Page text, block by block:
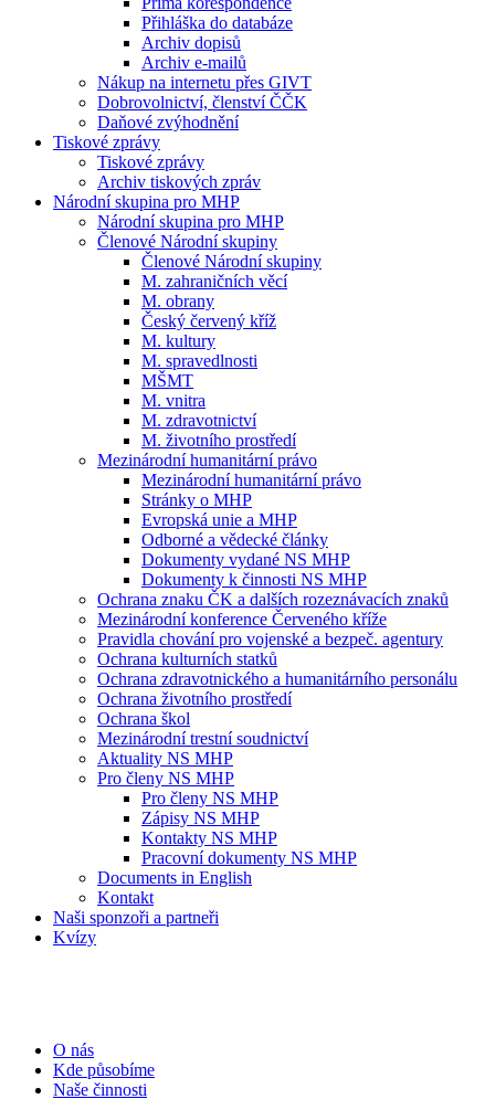
Přihláška do databáze
Archiv dopisů
Archiv e-mailů
Nákup na internetu přes GIVT
Dobrovolnictví, členství ČČK
Daňové zvýhodnění
Tiskové zprávy
Tiskové zprávy
Archiv tiskových zpráv
Národní skupina pro MHP
Národní skupina pro MHP
Členové Národní skupiny
Členové Národní skupiny
M. zahraničních věcí
M. obrany
Český červený kříž
M. kultury
M. spravedlnosti
MŠMT
M. vnitra
M. zdravotnictví
M. životního prostředí
Mezinárodní humanitární právo
Mezinárodní humanitární právo
Stránky o MHP
Evropská unie a MHP
Odborné a vědecké články
Dokumenty vydané NS MHP
Dokumenty k činnosti NS MHP
Ochrana znaku ČK a dalších rozeznávacích znaků
Mezinárodní konference Červeného kříže
Pravidla chování pro vojenské a bezpeč. agentury
Ochrana kulturních statků
Ochrana zdravotnického a humanitárního personálu
Ochrana životního prostředí
Ochrana škol
Mezinárodní trestní soudnictví
Aktuality NS MHP
Pro členy NS MHP
Pro členy NS MHP
Zápisy NS MHP
Kontakty NS MHP
Pracovní dokumenty NS MHP
Documents in English
Kontakt
Naši sponzoři a partneři
Kvízy
O nás
Kde působíme
Naše činnosti